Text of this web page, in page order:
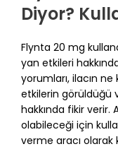
Diyor?
Flynta 20 mg
yan etkileri
yorumları, ilacın ne
etkilerin görüldüğü
hakkında fikir verir.
olabileceği için
verme aracı olarak